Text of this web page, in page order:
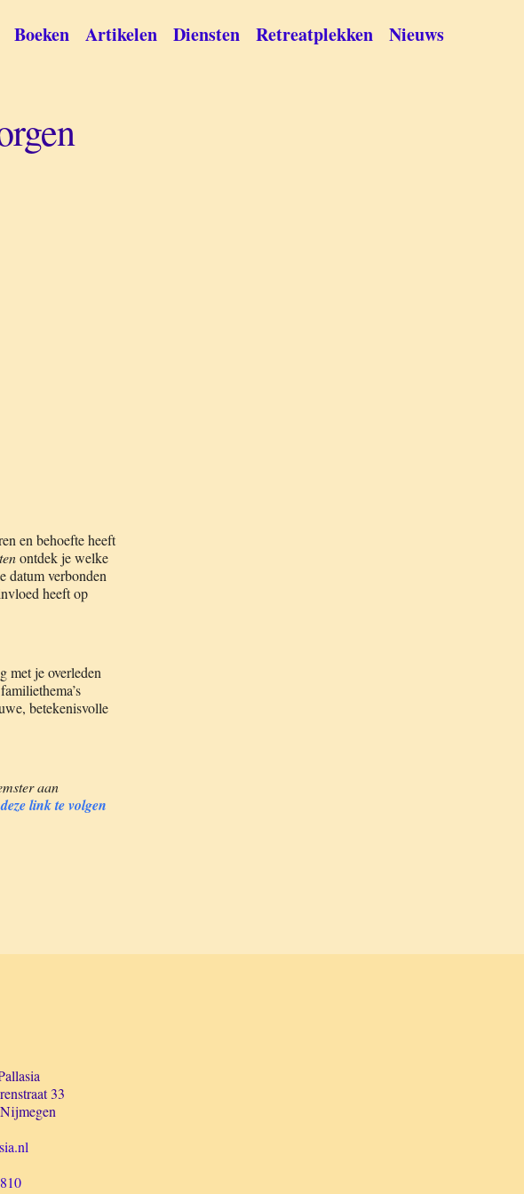
Boeken Artikelen Diensten Retreatplekken Nieuws
en behoefte heeft
ontdek je welke
datum verbonden
heeft op
met je overleden
betekenisvolle
aan
link te volgen
33